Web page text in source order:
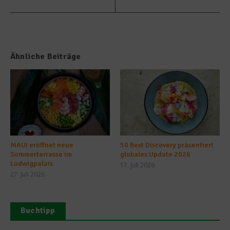
Ähnliche Beiträge
MAUI eröffnet neue
Sommerterrasse im
Ludwigpalais
27. Juli 2026
50 Best Discovery präsentiert
globales Update 2026
17. Juli 2026
Buchtipp